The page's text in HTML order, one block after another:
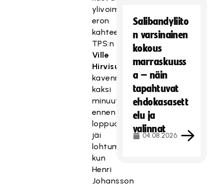
ylivoimalla
eron
kahteen.
TPS:n
Ville
Hirvisuon
kavennus
kaksi
minuuttia
ennen
loppua
jäi
lohtumaaliksi,
kun
Henri
Johansson
Salibandyliito
n varsinainen
kokous
marraskuuss
a – näin
tapahtuvat
ehdokasasett
elu ja
valinnat
04.08.2026